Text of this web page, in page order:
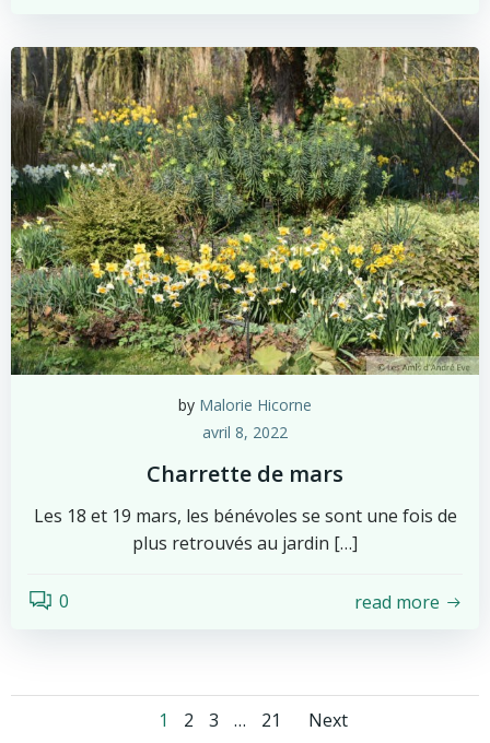
by Malorie Hicorne
avril 8, 2022
Charrette de mars
Les 18 et 19 mars, les bénévoles se sont une fois de
plus retrouvés au jardin […]
0 read more
Page
1 Page
2 Page
3 … Page
21 Next